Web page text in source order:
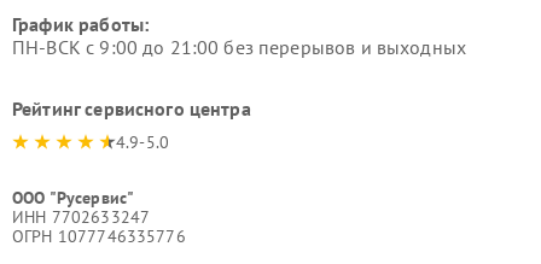
График работы:
ПН-ВСК с 9:00 до 21:00 без перерывов и выходных
Рейтинг сервисного центра
4.9-5.0
ООО "Русервис"
ИНН 7702633247
ОГРН 1077746335776